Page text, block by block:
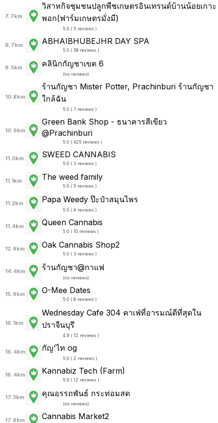
7.7km
วิสาหกิจชุมชนปลูกพืชเกษตรอินเทรนด์บ้านน้อยเกาะ
พอก(ฟาร์มเกษตรมั่งมี)
5.0 ( 5 reviews )
8.7km ABHAIBHUBEJHR DAY SPA
5.0 ( 59 reviews )
9.5km คลินิกกัญชาเขต 6
(no reviews)
10.8km
ร้านกัญชา Mister Potter, Prachinburi ร้านกัญชา
ใกล้ฉัน
5.0 ( 7 reviews )
10.9km
Green Bank Shop - ธนาคารสีเขียว
@Prachinburi
5.0 ( 425 reviews )
11.0km SWEED CANNABIS
5.0 ( 3 reviews )
11.1km The weed family
5.0 ( 5 reviews )
11.2km Papa Weedy ป๊ะป๋าสมุนไพร
5.0 ( 4 reviews )
11.4km Queen Cannabis
5.0 ( 10 reviews )
12.9km Oak Cannabis Shop2
5.0 ( 3 reviews )
14.4km ร้านกัญชา@กาแฟ
(no reviews)
15.9km O-Mee Dates
5.0 ( 6 reviews )
16.1km
Wednesday Cafe 304 คาเฟ่ที่อารมณ์ดีที่สุดใน
ปราจีนบุรึ
4.9 ( 12 reviews )
16.4km กัญ'ไท og
5.0 ( 2 reviews )
16.4km Kannabiz Tech (Farm)
5.0 ( 12 reviews )
17.3km คุณอรรถพันธ์ กระท่อมสด
(no reviews)
17.8km Cannabis Market2